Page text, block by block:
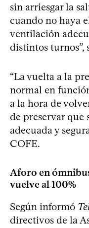
sin arriesgar la
cuando no haya
ventilación
distintos turnos”,
“La vuelta a la
normal en
a la hora de
de preservar que
adecuada y
COFE.
Aforo en
vuelve al 100%
Según informó
directivos de la